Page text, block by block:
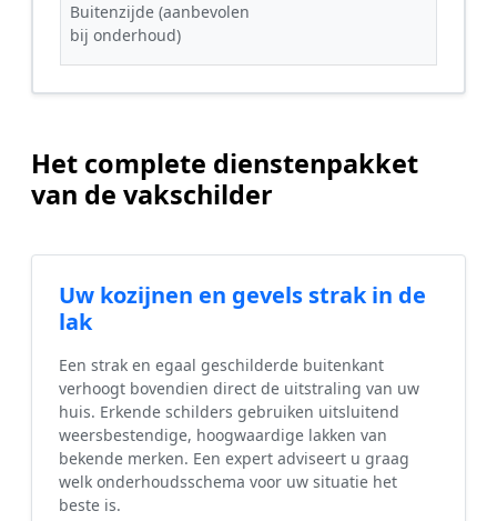
Buitenzijde (aanbevolen
bij onderhoud)
Het complete dienstenpakket
van de vakschilder
Uw kozijnen en gevels strak in de
lak
Een strak en egaal geschilderde buitenkant
verhoogt bovendien direct de uitstraling van uw
huis. Erkende schilders gebruiken uitsluitend
weersbestendige, hoogwaardige lakken van
bekende merken. Een expert adviseert u graag
welk onderhoudsschema voor uw situatie het
beste is.